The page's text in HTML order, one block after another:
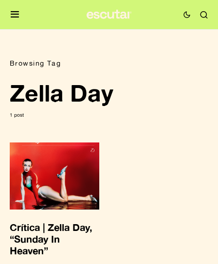
Browsing Tag
Zella Day
1 post
Crítica | Zella Day,
“Sunday In
Heaven”